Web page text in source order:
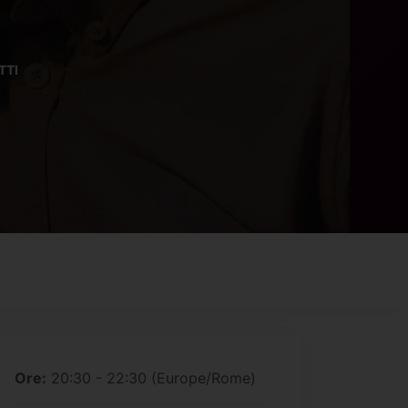
Ore: 20:30 - 22:30 (Europe/Rome)